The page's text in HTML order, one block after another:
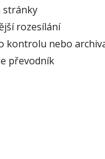
stránky
rozesílání
kontrolu nebo
převodník